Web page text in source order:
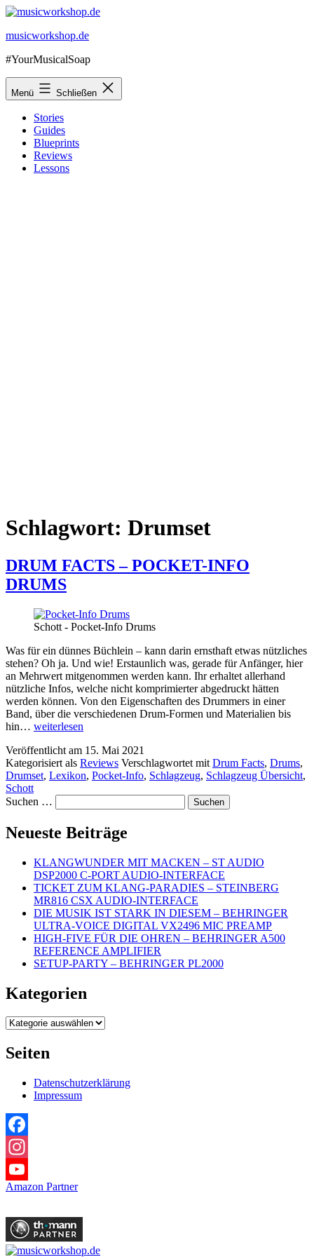
Zum
springen
musicworkshop.de
#YourMusicalSoap
Menü Schließen
Stories
Guides
Blueprints
Reviews
Lessons
Schlagwort: Drumset
DRUM FACTS – POCKET-INFO
DRUMS
Schott - Pocket-Info Drums
Was für ein dünnes Büchlein – kann darin ernsthaft etwas nützliches
stehen? Oh ja. Und wie! Erstaunlich was, gerade für Anfänger, hier
an Mehrwert mitgenommen werden kann. Ihr erhaltet allerhand
nützliche Infos, welche nicht komprimierter abgedruckt hätten
werden können. Von den Eigenschaften des Drummers in einer
Band, über die verschiedenen Drum-Formen und Materialien bis
hin… DRUM
–
POCKET-
INFO
DRUMS
weiterlesen
Veröffentlicht am 15. Mai 2021
Kategorisiert als Reviews Verschlagwortet mit Drum Facts, Drums,
Drumset, Lexikon, Pocket-Info, Schlagzeug, Schlagzeug Übersicht,
Schott
Suchen …
Neueste Beiträge
KLANGWUNDER MIT MACKEN – ST AUDIO
DSP2000 C-PORT AUDIO-INTERFACE
TICKET ZUM KLANG-PARADIES – STEINBERG
MR816 CSX AUDIO-INTERFACE
DIE MUSIK IST STARK IN DIESEM – BEHRINGER
ULTRA-VOICE DIGITAL VX2496 MIC PREAMP
HIGH-FIVE FÜR DIE OHREN – BEHRINGER A500
REFERENCE AMPLIFIER
SETUP-PARTY – BEHRINGER PL2000
Kategorien
Kategorien
Seiten
Datenschutzerklärung
Impressum
Facebook
Instagram
YouTube
Amazon Partner